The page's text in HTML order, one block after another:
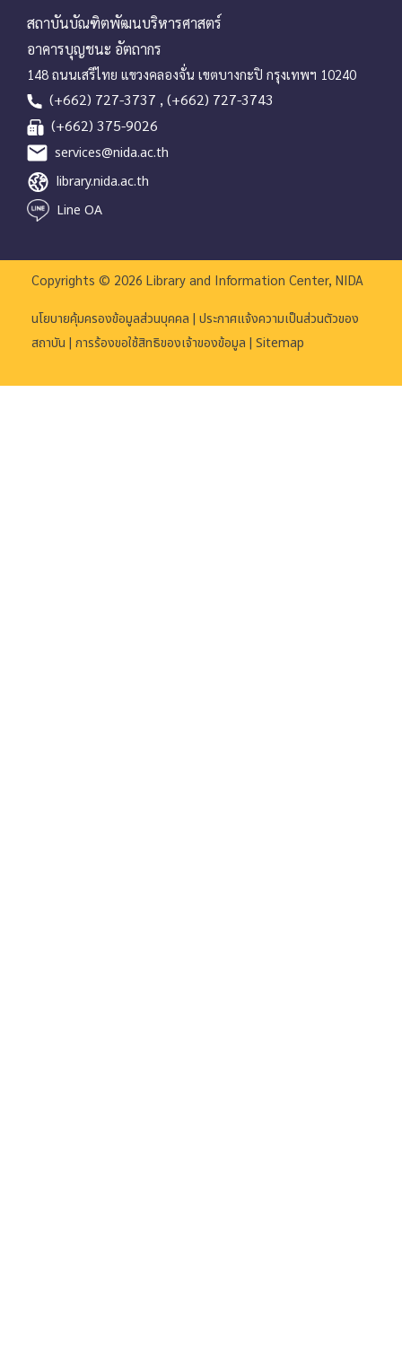
สถาบันบัณฑิตพัฒนบริหารศาสตร์
อาคารบุญชนะ อัตถากร
148 ถนนเสรีไทย แขวงคลองจั่น เขตบางกะปิ กรุงเทพฯ 10240
(+662) 727-3737 , (+662) 727-3743
(+662) 375-9026
services@nida.ac.th
library.nida.ac.th
Line OA
Copyrights © 2026 Library and Information Center, NIDA
นโยบายคุ้มครองข้อมูลส่วนบุคคล | ประกาศแจ้งความเป็นส่วนตัวของ
สถาบัน | การร้องขอใช้สิทธิของเจ้าของข้อมูล | Sitemap